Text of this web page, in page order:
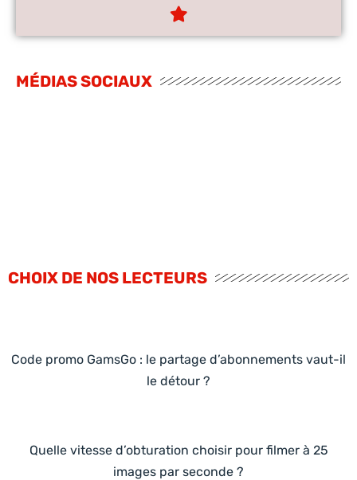
MÉDIAS SOCIAUX
CHOIX DE NOS LECTEURS
Code promo GamsGo : le partage d’abonnements vaut-il
le détour ?
Quelle vitesse d’obturation choisir pour filmer à 25
images par seconde ?